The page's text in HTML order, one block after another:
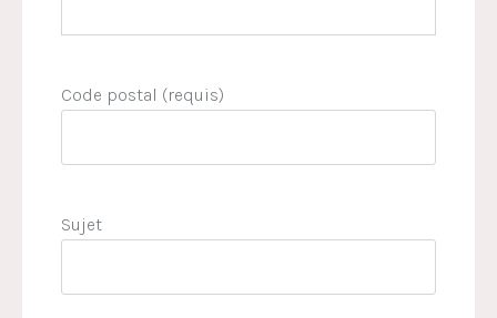
Code postal (requis)
Sujet